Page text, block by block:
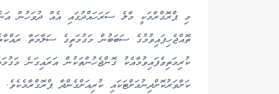
މި ޕްރޮގްރާމަކީ މާލެ ސަރަހައްދުގައި އެއް ދުވަހުން
ތޮއްޖެހިފައިވުމުގެ ސަބަބުން މަގުމަތީގެ ސަލާމަތާ
ކުރިމަތިވެފައިވުމާއެކު ގޮންޖެހުންތަކުން އަރައިގަނެ
ކަށާވަރުކޮށްދިނުމަށްޓަކައި ކުރިއަށްގެންދާ ޕްރޮގްރާމެކެވެ.